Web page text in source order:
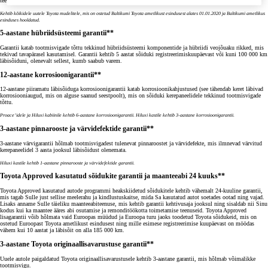
Kehtib kõikidele uutele Toyota mudelitele, mis on ostetud Baltikumi Toyota ametlikust esindusest alates 01.01.2020 ja Baltikumi ametlikus
esinduses hooldatud.
5-aastane hübriidsüsteemi garantii**
Garantii katab tootmisvigade tõttu tekkinud hübriidsüsteemi komponentide ja hübriidi veojõuaku rikked, mis
tekivad tavapärasel kasutamisel. Garantii kehtib 5 aastat sõiduki registreerimiskuupäevast või kuni 100 000 km
läbisõiduni, olenevalt sellest, kumb saabub varem.
12-aastane korrosioonigarantii**
12-aastane piiramatu läbisõiduga korrosioonigarantii katab korrosioonikahjustused (see tähendab keret läbivad
korrosiooniaugud, mis on alguse saanud seestpoolt), mis on sõiduki kerepaneelidele tekkinud tootmisvigade
tõttu.
Proace’idele ja Hiluxi kabiinile kehtib 6-aastane korrosioonigarantii. Hiluxi kastile kehtib 3-aastane korrosioonigarantii.
3-aastane pinnarooste ja värvidefektide garantii**
3-aastane värvigarantii hõlmab tootmisvigadest tulenevat pinnaroostet ja värvidefekte, mis ilmnevad värvitud
kerepaneelidel 3 aasta jooksul läbisõidust olenemata.
Hiluxi kastile kehtib 1-aastane pinnarooste ja värvidefektide garantii.
Toyota Approved kasutatud sõidukite garantii ja maanteeabi 24 kuuks**
Toyota Approved kasutatud autode programmi heakskiidetud sõidukitele kehtib vähemalt 24-kuuline garantii,
mis tagab Sulle just sellise meelerahu ja kindlustuskaitse, mida Sa kasutatud autot soetades ootad ning vajad.
Lisaks anname Sulle täieliku maanteeabiteenuse, mis kehtib garantii kehtivusaja jooksul ning sisaldab nii Sinu
kodus kui ka maantee ääres abi osutamise ja remonditöökotta toimetamise teenuseid. Toyota Approved
lisagarantii võib hõlmata vaid Euroopas müüdud ja Euroopa turu jaoks toodetud Toyota sõidukeid, mis on
ostetud Euroopast Toyota ametlikust esindusest ning mille esimese registreerimise kuupäevast on möödas
vähem kui 10 aastat ja läbisõit on alla 185 000 km.
3-aastane Toyota originaallisavarustuse garantii**
Uuele autole paigaldatud Toyota originaallisavarustusele kehtib 3-aastane garantii, mis hõlmab võimalikke
tootmisvigu.